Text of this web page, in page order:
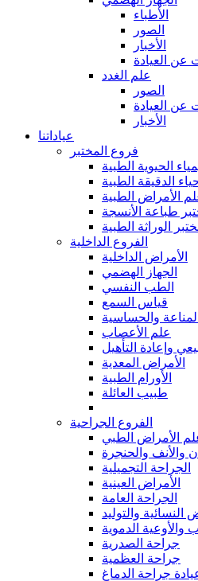
الأطباء
الصور
الأخبار
عن العيادة
علم الغدد
الصور
عن العيادة
الأخبار
عياداتنا
فروع المختبر
الحيوية الطبية
الدقيقة الطبية
الأمراض الطبية
طباعة الأنسجة
الوراثة الطبية
الفروع الداخلية
الأمراض الداخلية
الجهاز الهضمي
الطب النفسي
قياس السمع
المناعة والحساسية
علم الأعصاب
وإعادة التأهيل
الأمراض المعدية
الأورام الطبية
طبيب العائلة
الفروع الجراحية
الأمراض الطبي
والأنف والحنجرة
الجراحة التجميلية
الأمراض العينية
الجراحة العامة
النسائية والتوليد
والأوعية الدموية
جراحة الصدرية
جراحة العظمية
جراحة الدماغ